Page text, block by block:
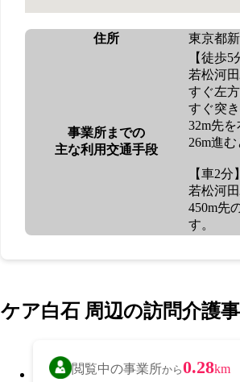
住所 東京都
事業所までの
主な利用交通手段
【徒歩5
若松河
すぐ左
すぐ突
32m先
26m進
【車2分】
若松河
450m先
す。
ケア白石 周辺の訪問介護
閲覧中の事業所から0.28km